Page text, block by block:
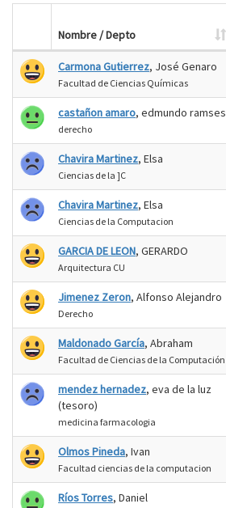
Nombre / Depto
Carmona Gutierrez, José Genaro
Facultad de Ciencias Químicas
castañon amaro, edmundo ramses
derecho
Chavira Martinez, Elsa
Ciencias de la ]C
Chavira Martinez, Elsa
Ciencias de la Computacion
GARCIA DE LEON, GERARDO
Arquitectura CU
Jimenez Zeron, Alfonso Alejandro
Derecho
Maldonado García, Abraham
Facultad de Ciencias de la Computación
mendez hernadez, eva de la luz
(tesoro)
medicina farmacologia
Olmos Pineda, Ivan
Facultad ciencias de la computacion
Ríos Torres, Daniel